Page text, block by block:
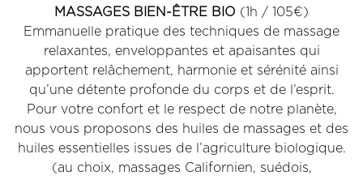
MASSAGES BIEN-ÊTRE BIO (1h / 105€)
Emmanuelle pratique des techniques de massage
relaxantes, enveloppantes et apaisantes qui
apportent relâchement, harmonie et sérénité ainsi
qu’une détente profonde du corps et de l’esprit.
Pour votre confort et le respect de notre planète,
nous vous proposons des huiles de massages et des
huiles essentielles issues de l’agriculture biologique.
(au choix, massages Californien, suédois,